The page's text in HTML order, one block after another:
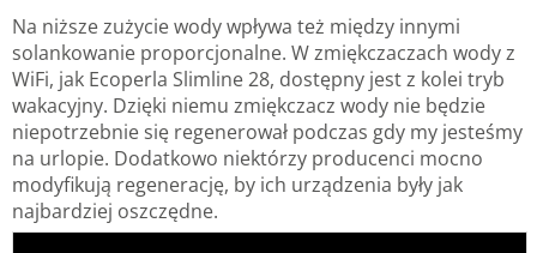
Na niższe zużycie wody wpływa też między innymi
solankowanie proporcjonalne. W zmiękczaczach wody z
WiFi, jak Ecoperla Slimline 28, dostępny jest z kolei tryb
wakacyjny. Dzięki niemu zmiękczacz wody nie będzie
niepotrzebnie się regenerował podczas gdy my jesteśmy
na urlopie. Dodatkowo niektórzy producenci mocno
modyfikują regenerację, by ich urządzenia były jak
najbardziej oszczędne.